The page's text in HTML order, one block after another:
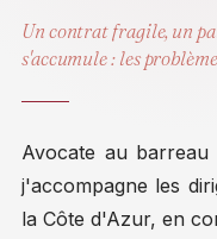
Un contrat fragile, un
s'accumule : les
Avocate au
j'accompagne les
la Côte d'Azur, en